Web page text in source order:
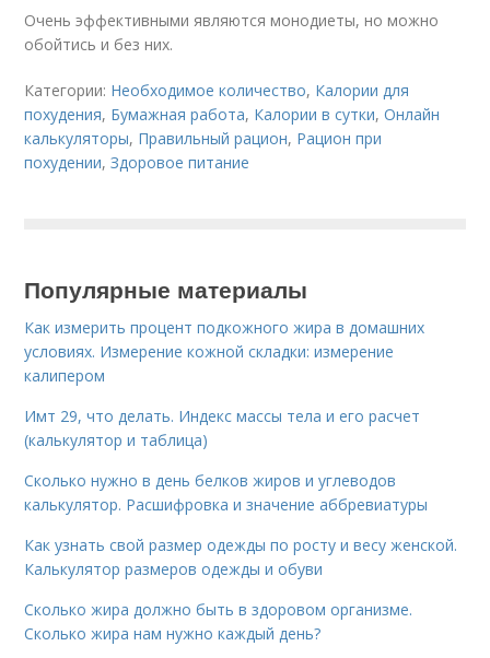
Очень эффективными являются монодиеты, но можно
обойтись и без них.
Категории: Необходимое количество, Калории для
похудения, Бумажная работа, Калории в сутки,Онлайн
калькуляторы, Правильный рацион, Рацион при
похудении,Здоровое питание
Популярные материалы
Как измерить процент подкожного жира в домашних
условиях. Измерение кожной складки: измерение
калипером
Имт 29, что делать. Индекс массы тела и его расчет
(калькулятор и таблица)
Сколько нужно в день белков жиров и углеводов
калькулятор. Расшифровка и значение аббревиатуры
Как узнать свой размер одежды по росту и весу женской.
Калькулятор размеров одежды и обуви
Сколько жира должно быть в здоровом организме.
Сколько жира нам нужно каждый день?